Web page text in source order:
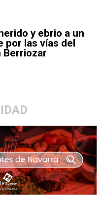
y ebrio a un
por las vías del
Berriozar